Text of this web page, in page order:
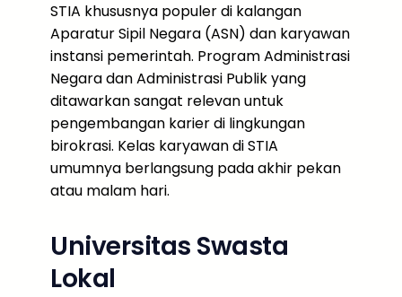
STIA khususnya populer di kalangan
Aparatur Sipil Negara (ASN) dan karyawan
instansi pemerintah. Program Administrasi
Negara dan Administrasi Publik yang
ditawarkan sangat relevan untuk
pengembangan karier di lingkungan
birokrasi. Kelas karyawan di STIA
umumnya berlangsung pada akhir pekan
atau malam hari.
Universitas Swasta
Lokal